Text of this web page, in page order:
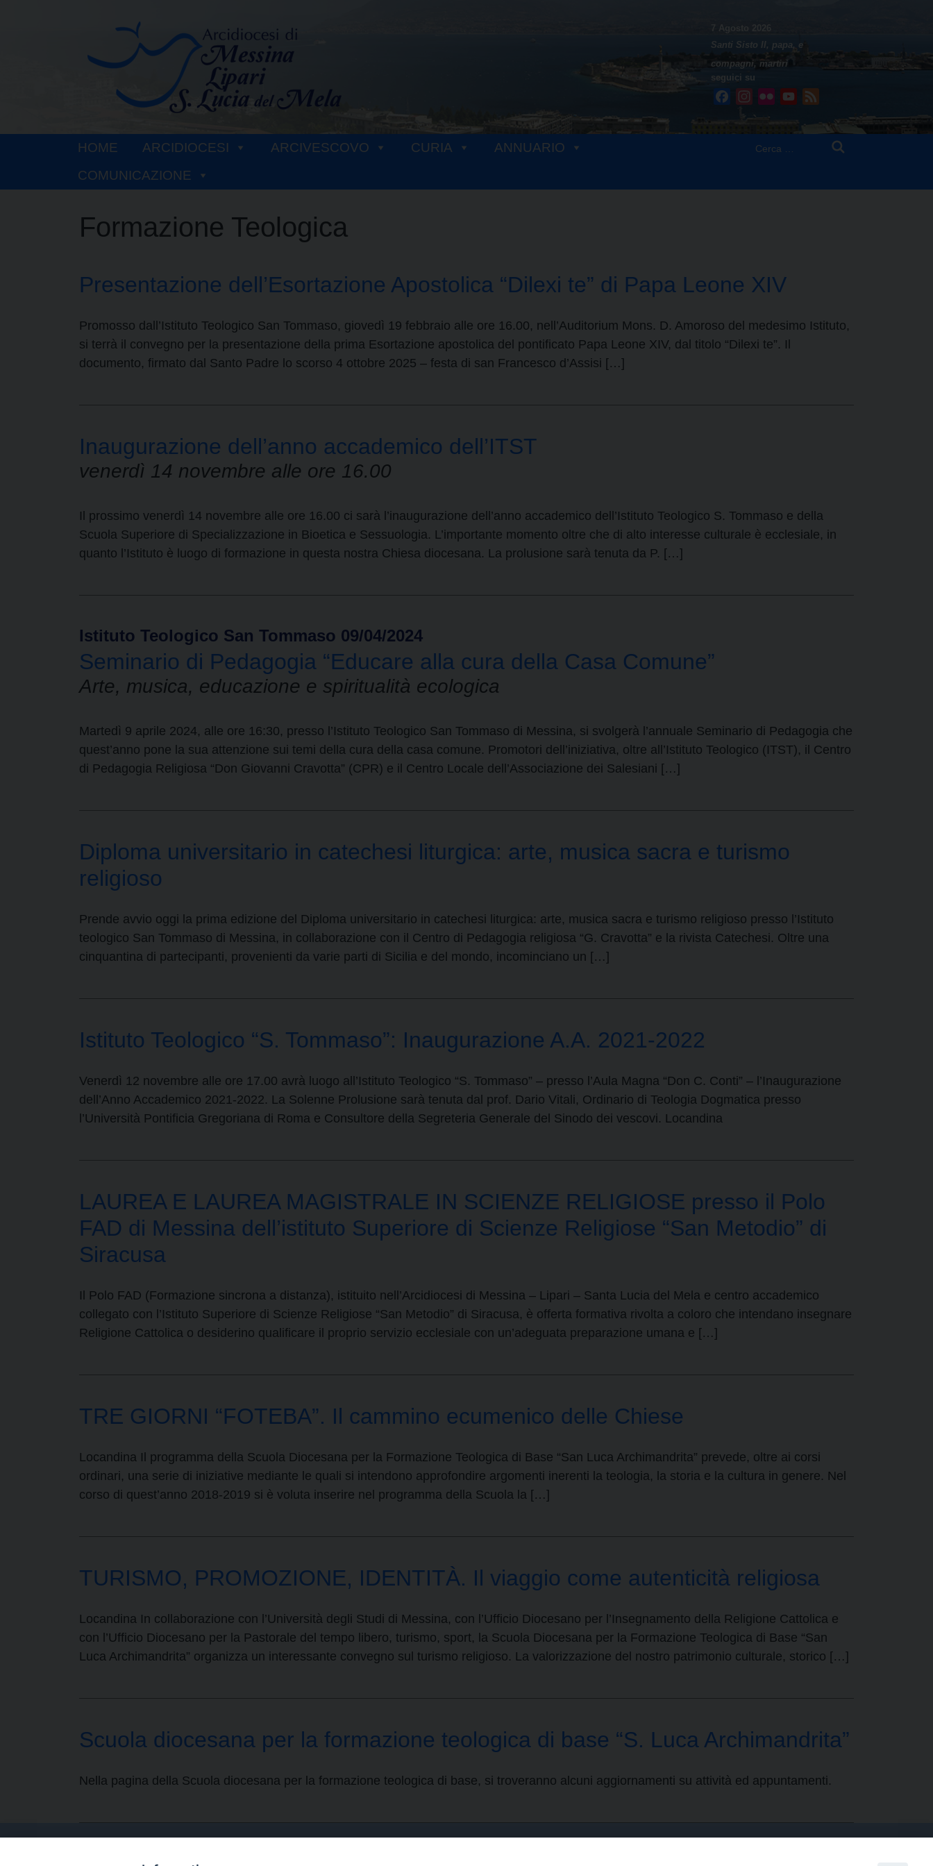
7 Agosto 2026
Santi Sisto II, papa, e
compagni, martiri
seguici su
FacebookInstagram
Flickr YouTube
HOME ARCIDIOCESI ARCIVESCOVO CURIA
ANNUARIO
COMUNICAZIONE
Formazione Teologica
Presentazione dell’Esortazione Apostolica “Dilexi te” di Papa Leone XIV
Promosso dall’Istituto Teologico San Tommaso, giovedì 19 febbraio alle ore 16.00, nell’Auditorium Mons. D. Amoroso del medesimo Istituto,
si terrà il convegno per la presentazione della prima Esortazione apostolica del pontificato Papa Leone XIV, dal titolo “Dilexi te”. Il
documento, firmato dal Santo Padre lo scorso 4 ottobre 2025 – festa di san Francesco d’Assisi […]
Inaugurazione dell’anno accademico dell’ITST
venerdì 14 novembre alle ore 16.00
Il prossimo venerdì 14 novembre alle ore 16.00 ci sarà l’inaugurazione dell’anno accademico dell’Istituto Teologico S. Tommaso e della
Scuola Superiore di Specializzazione in Bioetica e Sessuologia. L’importante momento oltre che di alto interesse culturale è ecclesiale, in
quanto l’Istituto è luogo di formazione in questa nostra Chiesa diocesana. La prolusione sarà tenuta da P. […]
Istituto Teologico San Tommaso 09/04/2024
Seminario di Pedagogia “Educare alla cura della Casa Comune”
Arte, musica, educazione e spiritualità ecologica
Martedì 9 aprile 2024, alle ore 16:30, presso l’Istituto Teologico San Tommaso di Messina, si svolgerà l’annuale Seminario di Pedagogia che
quest’anno pone la sua attenzione sui temi della cura della casa comune. Promotori dell’iniziativa, oltre all’Istituto Teologico (ITST), il Centro
di Pedagogia Religiosa “Don Giovanni Cravotta” (CPR) e il Centro Locale dell’Associazione dei Salesiani […]
Diploma universitario in catechesi liturgica: arte, musica sacra e turismo
religioso
Prende avvio oggi la prima edizione del Diploma universitario in catechesi liturgica: arte, musica sacra e turismo religioso presso l’Istituto
teologico San Tommaso di Messina, in collaborazione con il Centro di Pedagogia religiosa “G. Cravotta” e la rivista Catechesi. Oltre una
cinquantina di partecipanti, provenienti da varie parti di Sicilia e del mondo, incominciano un […]
Istituto Teologico “S. Tommaso”: Inaugurazione A.A. 2021-2022
Venerdì 12 novembre alle ore 17.00 avrà luogo all’Istituto Teologico “S. Tommaso” – presso l’Aula Magna “Don C. Conti” – l’Inaugurazione
dell’Anno Accademico 2021-2022. La Solenne Prolusione sarà tenuta dal prof. Dario Vitali, Ordinario di Teologia Dogmatica presso
l’Università Pontificia Gregoriana di Roma e Consultore della Segreteria Generale del Sinodo dei vescovi. Locandina
LAUREA E LAUREA MAGISTRALE IN SCIENZE RELIGIOSE presso il Polo
FAD di Messina dell’istituto Superiore di Scienze Religiose “San Metodio” di
Siracusa
Il Polo FAD (Formazione sincrona a distanza), istituito nell’Arcidiocesi di Messina – Lipari – Santa Lucia del Mela e centro accademico
collegato con l’Istituto Superiore di Scienze Religiose “San Metodio” di Siracusa, è offerta formativa rivolta a coloro che intendano insegnare
Religione Cattolica o desiderino qualificare il proprio servizio ecclesiale con un’adeguata preparazione umana e […]
TRE GIORNI “FOTEBA”. Il cammino ecumenico delle Chiese
Locandina Il programma della Scuola Diocesana per la Formazione Teologica di Base “San Luca Archimandrita” prevede, oltre ai corsi
ordinari, una serie di iniziative mediante le quali si intendono approfondire argomenti inerenti la teologia, la storia e la cultura in genere. Nel
corso di quest’anno 2018-2019 si è voluta inserire nel programma della Scuola la […]
TURISMO, PROMOZIONE, IDENTITÀ. Il viaggio come autenticità religiosa
Locandina In collaborazione con l’Università degli Studi di Messina, con l’Ufficio Diocesano per l’Insegnamento della Religione Cattolica e
con l’Ufficio Diocesano per la Pastorale del tempo libero, turismo, sport, la Scuola Diocesana per la Formazione Teologica di Base “San
Luca Archimandrita” organizza un interessante convegno sul turismo religioso. La valorizzazione del nostro patrimonio culturale, storico […]
Scuola diocesana per la formazione teologica di base “S. Luca Archimandrita”
Nella pagina della Scuola diocesana per la formazione teologica di base, si troveranno alcuni aggiornamenti su attività ed appuntamenti.